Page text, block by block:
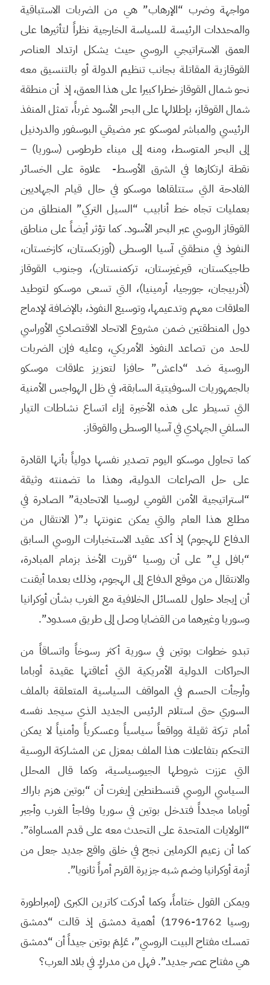
مواجهة وضرب “الإرهاب” هي من الضربات الاستباقية
والمحددات الرئيسة للسياسة الخارجية نظراً لتأثيرها على
العمق الاستراتيجي الروسي حيث يشكل ارتداد العناصر
القوقازية المقاتلة بجانب تنظيم الدولة أو بالتنسيق معه
نحو شمال القوقاز خطرا كبيرا على هذا العمق، إذ أن منطقة
شمال القوقاز، بإطلالها على البحر الأسود غرباً، تمثل المنفذ
الرئيسي والمباشر لموسكو عبر مضيقي البوسفور والدردنيل
إلى البحر المتوسط، ومنه إلى ميناء طرطوس (سوريا) –
نقطة ارتكازها في الشرق الأوسط- علاوة على الخسائر
الفادحة التي ستتلقاها موسكو في حال قيام الجهاديين
بعمليات تجاه خط أنابيب “السيل التركي” المنطلق من
القوقاز الروسي عبر البحر الأسود. كما تؤثر أيضاً على مناطق
النفوذ في منطقتي آسيا الوسطى (أوزبكستان، كازخستان،
طاجيكستان، قيرغيزستان، تركمنستان)، وجنوب القوقاز
(أذربيجان، جورجيا، أرمينيا)، التي تسعى موسكو لتوطيد
العلاقات معهم وتدعيمها، وتوسيع النفوذ، بالإضافة لإدماج
دول المنطقتين ضمن مشروع الاتحاد الاقتصادي الأوراسي
للحد من تصاعد النفوذ الأمريكي، وعليه فإن الضربات
الروسية ضد “داعش” حافزا لتعزيز علاقات موسكو
بالجمهوريات السوفيتية السابقة، في ظل الهواجس الأمنية
التي تسيطر على هذه الأخيرة إزاء اتساع نشاطات التيار
السلفي الجهادي في آسيا الوسطى والقوقاز.
كما تحاول موسكو اليوم تصدير نفسها دولياً بأنها القادرة
على حل الصراعات الدولية، وهذا ما تضمنته وثيقة
“استراتيجية الأمن القومي لروسيا الاتحادية” الصادرة في
مطلع هذا العام والتي يمكن عنونتها بـ”( الانتقال من
الدفاع للهجوم) إذ أكد عقيد الاستخبارات الروسي السابق
“بافل لي” على أن روسيا “قررت الأخذ بزمام المبادرة،
والانتقال من موقع الدفاع إلى الهجوم، وذلك بعدما أيقنت
أن إيجاد حلول للمسائل الخلافية مع الغرب بشأن أوكرانيا
وسوريا وغيرهما من القضايا وصل إلى طريق مسدود”.
تبدو خطوات بوتين في سورية أكثر رسوخاً واتساقاً من
الحراكات الدولية الأمريكية التي أعاقتها عقيدة أوباما
وأرجأت الحسم في المواقف السياسية المتعلقة بالملف
السوري حتى استلام الرئيس الجديد الذي سيجد نفسه
أمام تركة ثقيلة وواقعاً سياسياً وعسكرياً وأمنياً لا يمكن
التحكم بتفاعلات هذا الملف بمعزل عن المشاركة الروسية
التي عززت شروطها الجيوسياسية، وكما قال المحلل
السياسي الروسي قنسطنطين إيغرت أن “بوتين هزم باراك
أوباما مجدداً فتدخل بوتين في سوريا وفاجأ الغرب وأجبر
“الولايات المتحدة على التحدث معه على قدم المساواة”.
كما أن زعيم الكرملين نجح في خلق واقع جديد جعل من
أزمة أوكرانيا وضم شبه جزيرة القرم أمراً ثانويا”.
ويمكن القول ختاماً، وكما أدركت كاترين الكبرى (إمبراطورة
روسيا 1762-1796) أهمية دمشق إذ قالت “دمشق
تمسك مفتاح البيت الروسي”، عَلِمَ بوتين جيداً أن “دمشق
هي مفتاح عصر جديد”. فهل من مدركٍ في بلاد العرب؟